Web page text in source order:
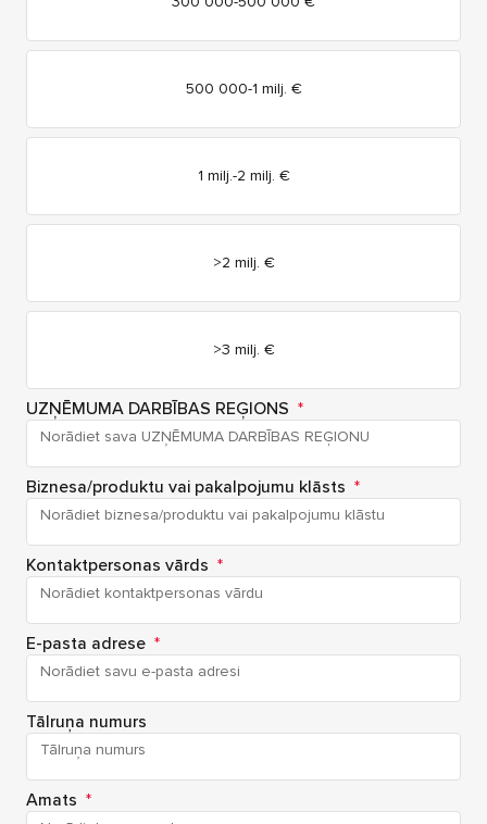
500 000-1 milj. €
1 milj.-2 milj. €
>2 milj. €
>3 milj. €
UZŅĒMUMA DARBĪBAS REĢIONS *
Biznesa/produktu vai pakalpojumu klāsts *
Kontaktpersonas vārds *
E-pasta adrese *
Tālruņa numurs
Amats *